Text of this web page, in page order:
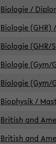
Biologie /
Biologie (GHR)
Biologie (GHR/
Biologie (Gym/
Biologie (Gym/
Biophysik /
British and
British and